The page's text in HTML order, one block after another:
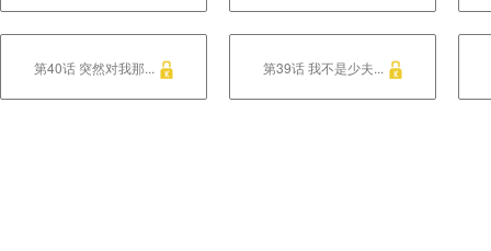
第40话 突然对我那... 第39话 我不是少夫...